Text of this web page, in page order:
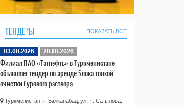
ТЕНДЕРЫ ПОКАЗАТЬ ВСЕ
03.08.2026 28.08.2026
Филиал ПАО «Татнефть» в Туркменистане
объявляет тендер по аренде блока тонкой
очистки бурового раствора
Туркменистан, г. Балканабад, ул. Т. Сатылова,